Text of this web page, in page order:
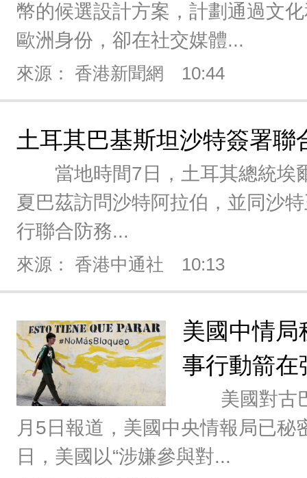
幣的候選設計方案，計劃通過文
歐洲身份，卻在社交媒體...
來源： 香港新聞網 10:44
土耳其巴基斯坦沙特簽署聯
當地時間7日，土耳其總統埃
夏巴茲訪問沙特阿拉伯，並同沙
行聯合防務...
來源： 香港中通社 10:13
美國中情局
事行動箭在
美國對古巴
月5日報道，美國中央情報局已秘
日，美國以“涉嫌參與對...